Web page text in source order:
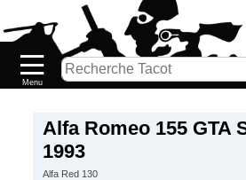
Alfa Romeo 155 GTA
1993
Alfa Red 130
Nouveautés
Catalogue/Stock
PETITS